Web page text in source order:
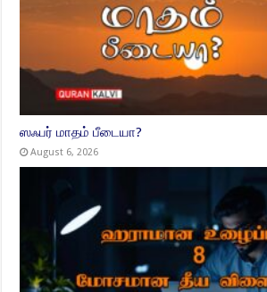
ஸஃபர் மாதம் பீடையா?
August 6, 2026